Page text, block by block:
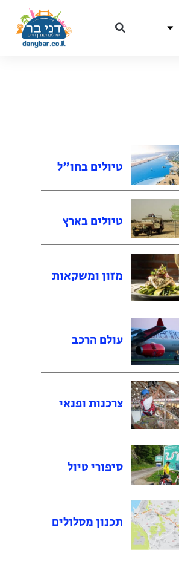
טיולים בחו"ל
טיולים בארץ
מזון ומשקאות
עולם הרכב
צרכנות ופנאי
סיפורי טיול
תכנון מסלולים